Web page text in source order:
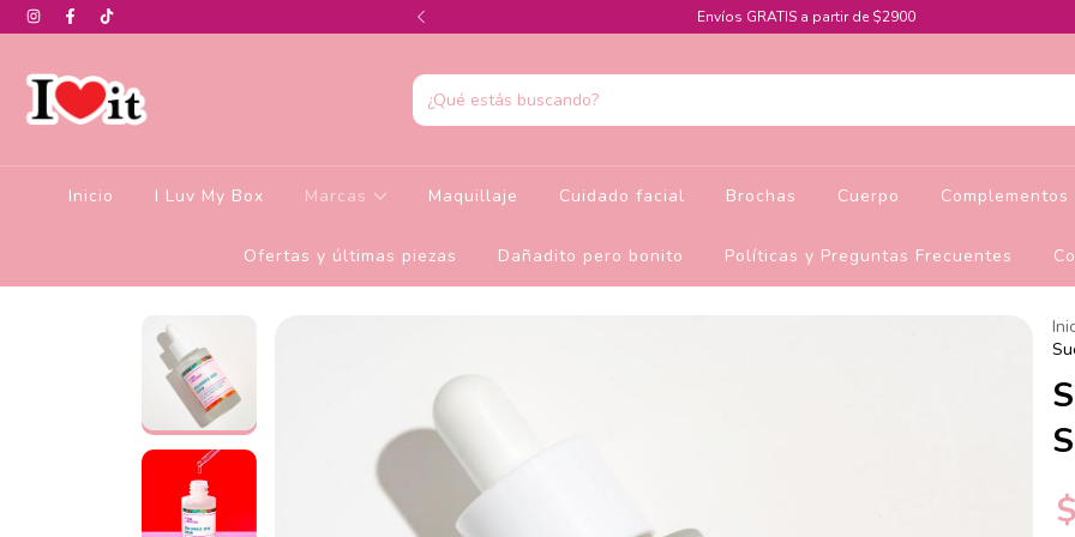
de descuento en la colección de Glamlite Envíos GRATIS a partir de $2900
Inicio I Luv My Box Marcas Maquillaje Cuidado facial Brochas Cuerpo
Ofertas y últimas piezas Dañadito pero bonito Políticas y Preguntas Frecuentes